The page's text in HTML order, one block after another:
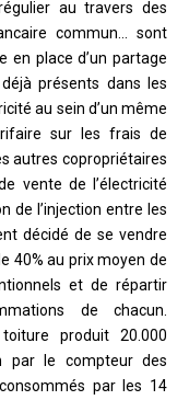
au travers des
commun… sont
en place d’un partage
présents dans les
au sein d’un même
sur les frais de
autres copropriétaires
vente de l’électricité
de l’injection entre les
décidé de se vendre
40% au prix moyen de
et de répartir
de chacun.
produit 20.000
par le compteur des
par les 14